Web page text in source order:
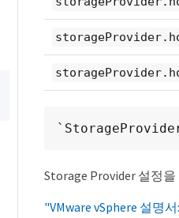
Storage Provider 설정
"VMware vSphere 설명